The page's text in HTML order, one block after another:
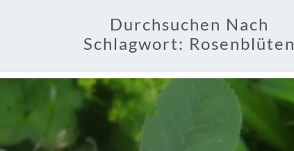
Durchsuchen Nach
Schlagwort: Rosenblüten